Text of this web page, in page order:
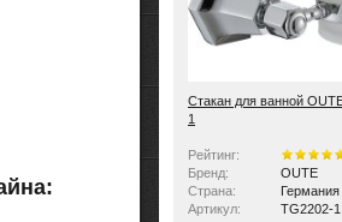
Стакан для ванной
1
Рейтинг:
Бренд:
OUTE
Страна:
Германия
Артикул:
TG2202-1